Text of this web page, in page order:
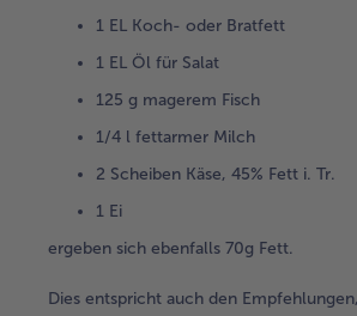
1 EL Koch- oder Bratfett
1 EL Öl für Salat
125 g magerem Fisch
1/4 l fettarmer Milch
2 Scheiben Käse, 45% Fett i. Tr.
1 Ei
ergeben sich ebenfalls 70g Fett.
Dies entspricht auch den